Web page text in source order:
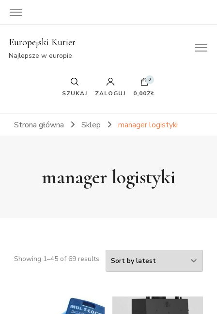
Europejski Kurier
Najlepsze w europie
SZUKAJ ZALOGUJ
0
0,00ZŁ
Strona główna Sklep manager logistyki
manager logistyki
Showing 1–45 of 69 results